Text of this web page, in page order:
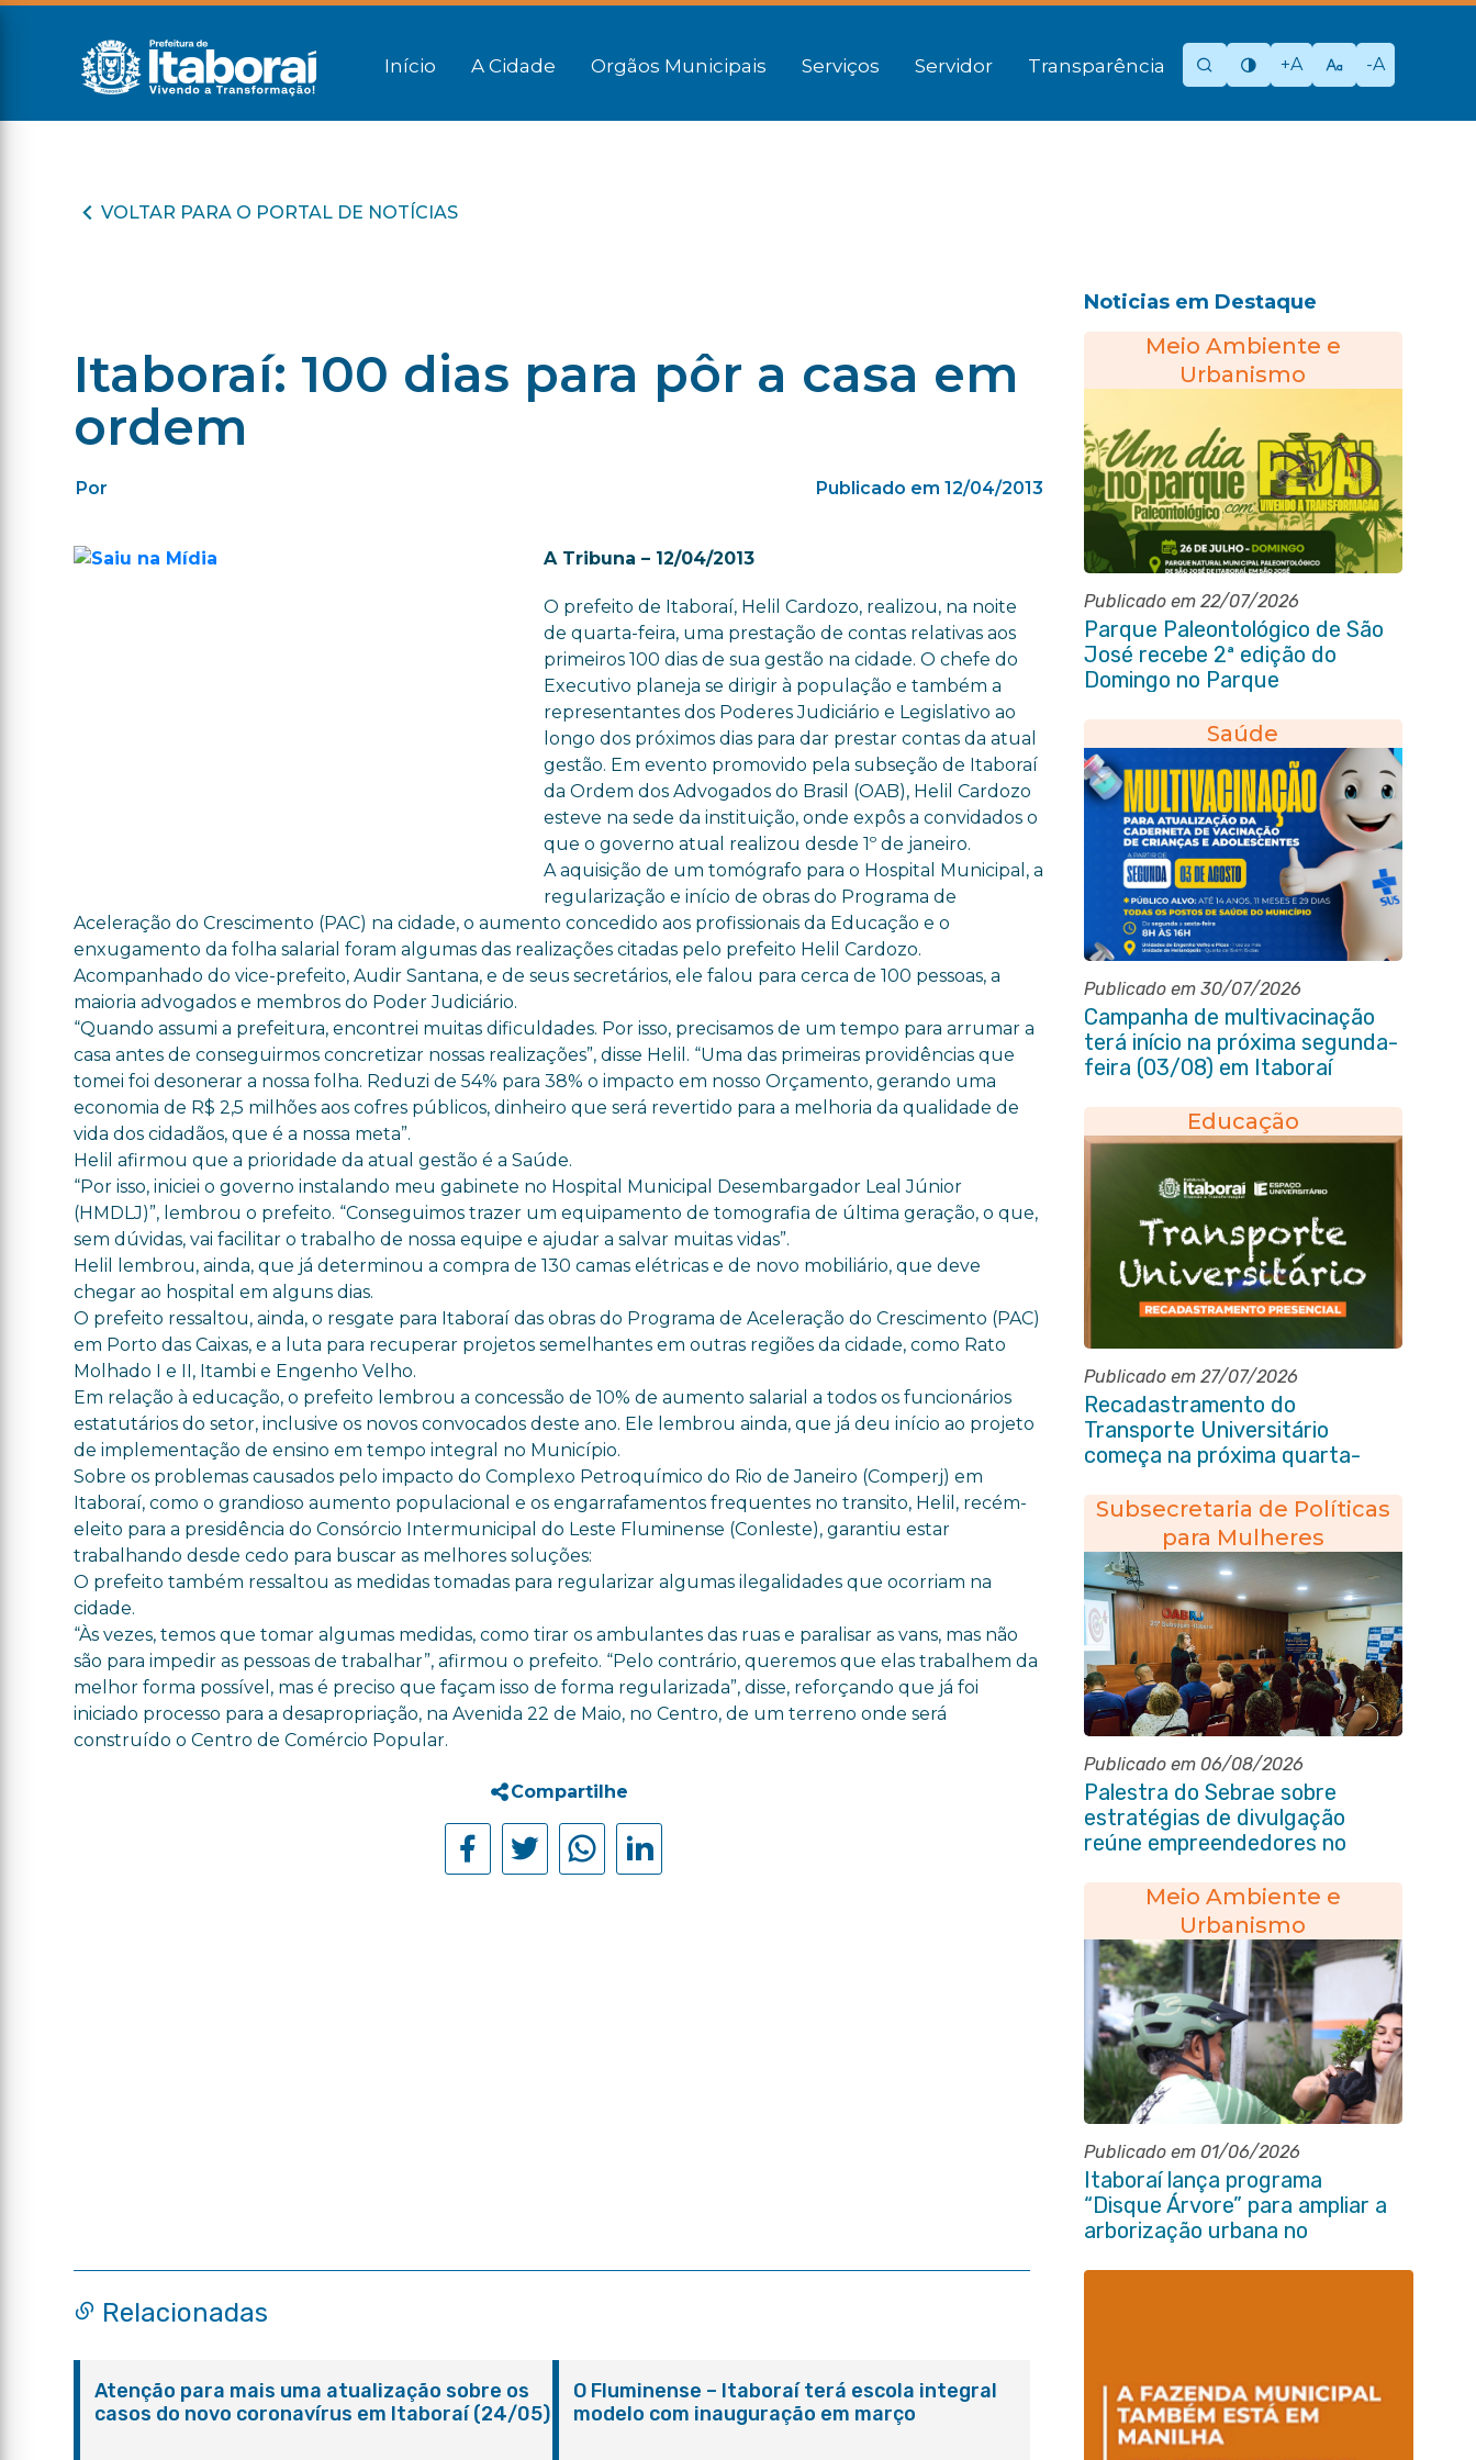
Início A Cidade Orgãos Municipais Serviços Servidor Transparência +A -A
VOLTAR PARA O PORTAL DE NOTÍCIAS
Itaboraí: 100 dias para pôr a casa em
ordem
Por Publicado em 12/04/2013
A Tribuna – 12/04/2013
O prefeito de Itaboraí, Helil Cardozo, realizou, na noite
de quarta-feira, uma prestação de contas relativas aos
primeiros 100 dias de sua gestão na cidade. O chefe do
Executivo planeja se dirigir à população e também a
representantes dos Poderes Judiciário e Legislativo ao
longo dos próximos dias para dar prestar contas da atual
gestão. Em evento promovido pela subseção de Itaboraí
da Ordem dos Advogados do Brasil (OAB), Helil Cardozo
esteve na sede da instituição, onde expôs a convidados o
que o governo atual realizou desde 1º de janeiro.
A aquisição de um tomógrafo para o Hospital Municipal, a
regularização e início de obras do Programa de
Aceleração do Crescimento (PAC) na cidade, o aumento concedido aos profissionais da Educação e o
enxugamento da folha salarial foram algumas das realizações citadas pelo prefeito Helil Cardozo.
Acompanhado do vice-prefeito, Audir Santana, e de seus secretários, ele falou para cerca de 100 pessoas, a
maioria advogados e membros do Poder Judiciário.
“Quando assumi a prefeitura, encontrei muitas dificuldades. Por isso, precisamos de um tempo para arrumar a
casa antes de conseguirmos concretizar nossas realizações”, disse Helil. “Uma das primeiras providências que
tomei foi desonerar a nossa folha. Reduzi de 54% para 38% o impacto em nosso Orçamento, gerando uma
economia de R$ 2,5 milhões aos cofres públicos, dinheiro que será revertido para a melhoria da qualidade de
vida dos cidadãos, que é a nossa meta”.
Helil afirmou que a prioridade da atual gestão é a Saúde.
“Por isso, iniciei o governo instalando meu gabinete no Hospital Municipal Desembargador Leal Júnior
(HMDLJ)”, lembrou o prefeito. “Conseguimos trazer um equipamento de tomografia de última geração, o que,
sem dúvidas, vai facilitar o trabalho de nossa equipe e ajudar a salvar muitas vidas”.
Helil lembrou, ainda, que já determinou a compra de 130 camas elétricas e de novo mobiliário, que deve
chegar ao hospital em alguns dias.
O prefeito ressaltou, ainda, o resgate para Itaboraí das obras do Programa de Aceleração do Crescimento (PAC)
em Porto das Caixas, e a luta para recuperar projetos semelhantes em outras regiões da cidade, como Rato
Molhado I e II, Itambi e Engenho Velho.
Em relação à educação, o prefeito lembrou a concessão de 10% de aumento salarial a todos os funcionários
estatutários do setor, inclusive os novos convocados deste ano. Ele lembrou ainda, que já deu início ao projeto
de implementação de ensino em tempo integral no Município.
Sobre os problemas causados pelo impacto do Complexo Petroquímico do Rio de Janeiro (Comperj) em
Itaboraí, como o grandioso aumento populacional e os engarrafamentos frequentes no transito, Helil, recém-
eleito para a presidência do Consórcio Intermunicipal do Leste Fluminense (Conleste), garantiu estar
trabalhando desde cedo para buscar as melhores soluções:
O prefeito também ressaltou as medidas tomadas para regularizar algumas ilegalidades que ocorriam na
cidade.
“Às vezes, temos que tomar algumas medidas, como tirar os ambulantes das ruas e paralisar as vans, mas não
são para impedir as pessoas de trabalhar”, afirmou o prefeito. “Pelo contrário, queremos que elas trabalhem da
melhor forma possível, mas é preciso que façam isso de forma regularizada”, disse, reforçando que já foi
iniciado processo para a desapropriação, na Avenida 22 de Maio, no Centro, de um terreno onde será
construído o Centro de Comércio Popular.
Compartilhe
Noticias em Destaque
Meio Ambiente e
Urbanismo
Publicado em 22/07/2026
Parque Paleontológico de São
José recebe 2ª edição do
Domingo no Parque
Vivendo a Transformação
Saúde
Publicado em 30/07/2026
Campanha de multivacinação
terá início na próxima segunda-
feira (03/08) em Itaboraí
Educação
Publicado em 27/07/2026
Recadastramento do
Transporte Universitário
começa na próxima quarta-
Subsecretaria de Políticas
para Mulheres
Publicado em 06/08/2026
Palestra do Sebrae sobre
estratégias de divulgação
reúne empreendedores no
Meio Ambiente e
Urbanismo
Publicado em 01/06/2026
Itaboraí lança programa
“Disque Árvore” para ampliar a
arborização urbana no
Relacionadas
Atenção para mais uma atualização sobre os
casos do novo coronavírus em Itaboraí (24/05)
O Fluminense – Itaboraí terá escola integral
modelo com inauguração em março